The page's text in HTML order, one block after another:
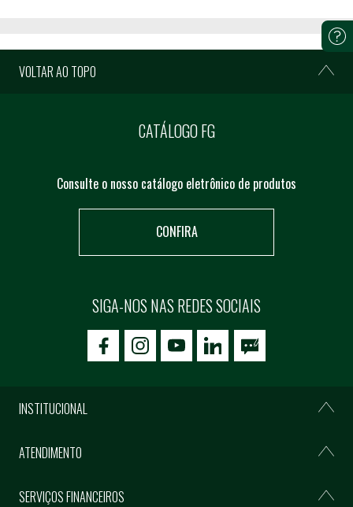
VOLTAR AO TOPO
CATÁLOGO FG
Consulte o nosso catálogo eletrônico de produtos
CONFIRA
SIGA-NOS NAS REDES SOCIAIS
icon-facebookicon-social02icon-social03
INSTITUCIONAL
ATENDIMENTO
SERVIÇOS FINANCEIROS